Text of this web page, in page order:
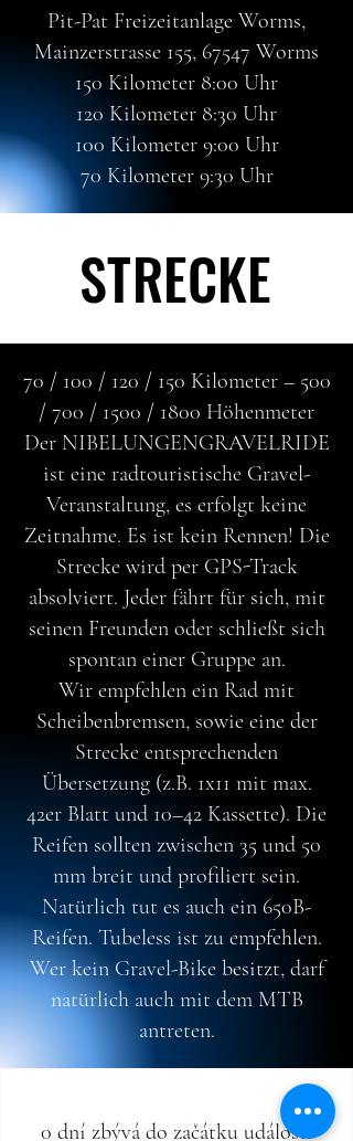
Pit-Pat Freizeitanlage Worms,
Mainzerstrasse 155, 67547 Worms
150 Kilometer 8:00 Uhr
120 Kilometer 8:30 Uhr
100 Kilometer 9:00 Uhr
70 Kilometer 9:30 Uhr
STRECKE
STRECKE
70 / 100 / 120 / 150 Kilometer ​– 500
/ 700 / 1500 / 1800 Höhenmeter
Der NIBELUNGENGRAVELRIDE
ist eine radtouristische Gravel-
Veranstaltung, es erfolgt keine
Zeitnahme. Es ist kein Rennen! Die
Strecke wird per GPS-Track
absolviert. Jeder fährt für sich, mit
seinen Freunden oder schließt sich
spontan einer Gruppe an.
Wir empfehlen ein Rad mit
Scheibenbremsen, sowie eine der
Strecke entsprechenden
Übersetzung (z.B. 1x11 mit max.
42er Blatt und 10–42 Kassette). Die
Reifen sollten zwischen 35 und 50
mm breit und profiliert sein.
Natürlich tut es auch ein 650B-
Reifen. Tubeless ist zu empfehlen.
Wer kein Gravel-Bike besitzt, darf
natürlich auch mit dem MTB
antreten.
0 dní zbývá do začátku události